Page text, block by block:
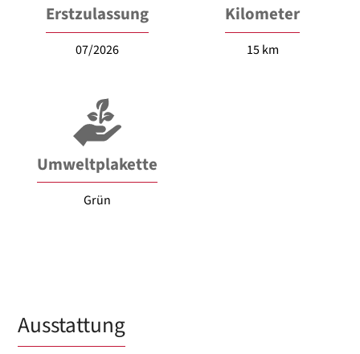
Erstzulassung
07/2026
Kilometer
15 km
Umweltplakette
Grün
Ausstattung